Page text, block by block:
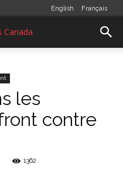
English Français
les
contre
1362